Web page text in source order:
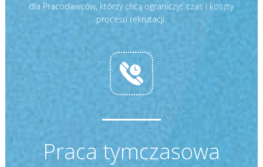
dla Pracodawców, którzy chcą ograniczyć czas i koszty
procesu rekrutacji.
Praca tymczasowa